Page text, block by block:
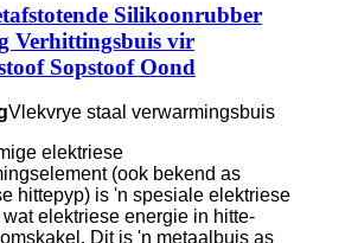
Silikoonrubber
Verhittingsbuis vir
Sopstoof Oond
Vlekvrye staal verwarmingsbuis
elektriese
(ook bekend as
hittepyp) is 'n spesiale elektriese
elektriese energie in hitte-
Dit is 'n metaalbuis as